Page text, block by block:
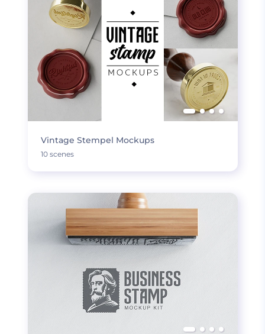
Vintage Stempel Mockups
10 scenes